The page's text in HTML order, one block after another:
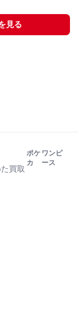
見る
買取
ポケ
カ
ワンピ
ース